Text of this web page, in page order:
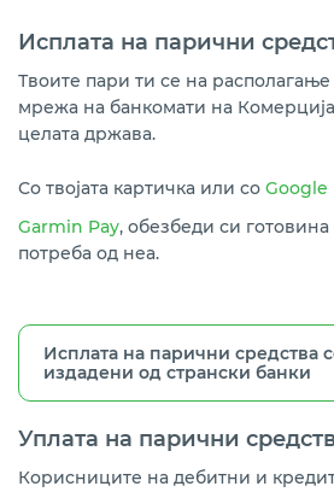
Исплата на парични
Твоите пари ти се на
мрежа на банкомати на
целата држава.
Со твојата картичка или со Google
Garmin Pay, обезбеди си
потреба од неа.
Исплата на парични средства
издадени од странски банки
Уплата на парични
Корисниците на дебитни и